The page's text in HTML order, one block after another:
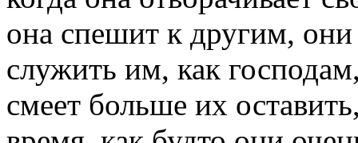
она спешит к другим,
служить им, как
смеет больше их